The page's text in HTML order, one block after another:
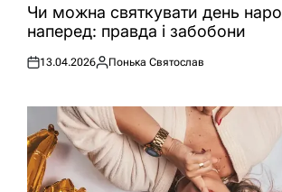
УЧи можна святкувати день
наперед: правда і забобони
Оприлюднено
13.04.2026
Опубліковано
Понька Святослав